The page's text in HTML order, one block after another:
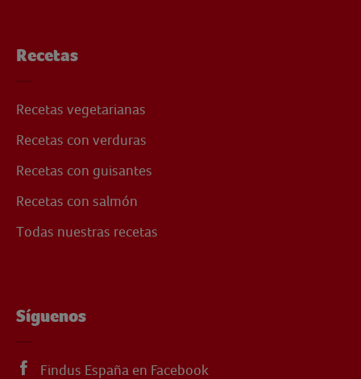
Recetas
Recetas vegetarianas
Recetas con verduras
Recetas con guisantes
Recetas con salmón
Todas nuestras recetas
Síguenos
Findus España en Facebook